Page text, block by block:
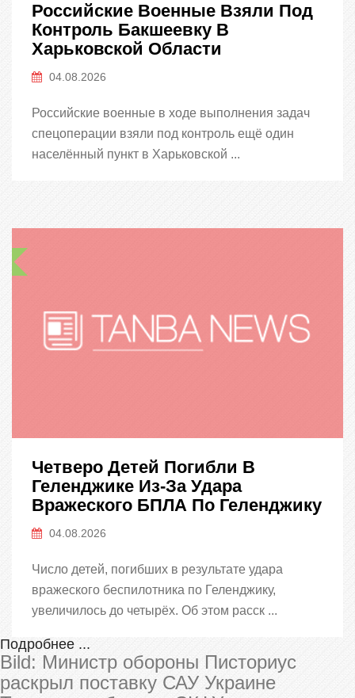
Российские Военные Взяли Под
Контроль Бакшеевку В
Харьковской Области
04.08.2026
Российские военные в ходе выполнения задач
спецоперации взяли под контроль ещё один
населённый пункт в Харьковской ...
Четверо Детей Погибли В
Геленджике Из-За Удара
Вражеского БПЛА По Геленджику
04.08.2026
Число детей, погибших в результате удара
вражеского беспилотника по Геленджику,
увеличилось до четырёх. Об этом расск ...
Подробнее ...
Bild: Министр обороны Писториус
раскрыл поставку САУ Украине